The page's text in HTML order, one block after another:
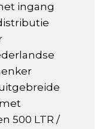
ingang
500 LTR /